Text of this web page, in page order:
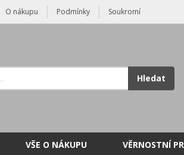
O nákupu Podmínky Soukromí
Hledat
VŠE O NÁKUPU VĚRNOSTNÍ